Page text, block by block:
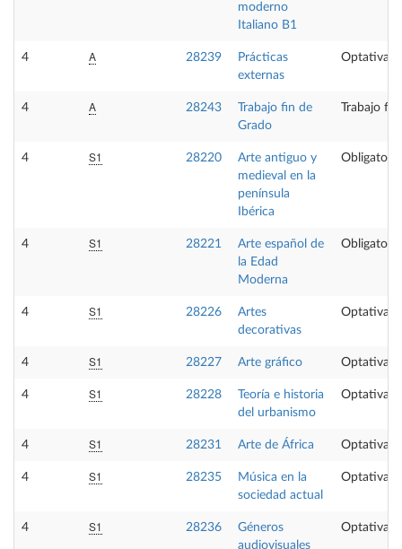
moderno
Italiano B1
4 A 28239
Prácticas
externas
Optativa
4 A 28243
Trabajo fin de
Grado
Trabajo
4 S1 28220
Arte antiguo y
medieval en la
península
Ibérica
Obligatoria
4 S1 28221
Arte español de
la Edad
Moderna
Obligatoria
4 S1 28226
Artes
decorativas
Optativa
4 S1 28227 Arte gráfico Optativa
4 S1 28228
Teoría e historia
del urbanismo
Optativa
4 S1 28231 Arte de África Optativa
4 S1 28235
Música en la
sociedad actual
Optativa
4 S1 28236
Géneros
audiovisuales
Optativa